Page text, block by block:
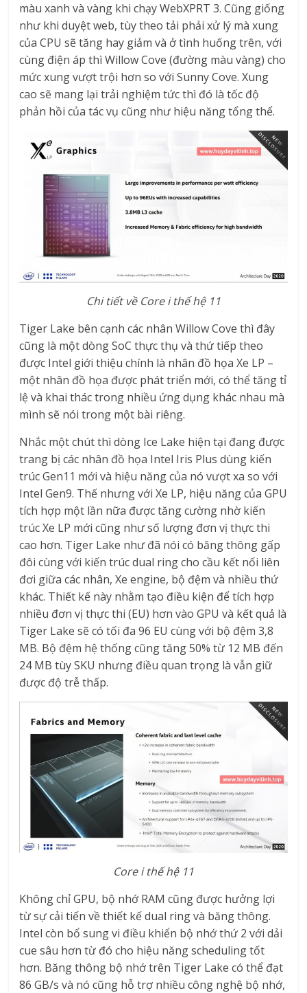
màu xanh và vàng khi chạy WebXPRT 3. Cũng giống
như khi duyệt web, tùy theo tải phải xử lý mà xung
của CPU sẽ tăng hay giảm và ở tình huống trên, với
cùng điện áp thì Willow Cove (đường màu vàng) cho
mức xung vượt trội hơn so với Sunny Cove. Xung
cao sẽ mang lại trải nghiệm tức thì đó là tốc độ
phản hồi của tác vụ cũng như hiệu năng tổng thể.
Chi tiết về Core i thế hệ 11
Tiger Lake bên cạnh các nhân Willow Cove thì đây
cũng là một dòng SoC thực thụ và thứ tiếp theo
được Intel giới thiệu chính là nhân đồ họa Xe LP –
một nhân đồ họa được phát triển mới, có thể tăng tỉ
lệ và khai thác trong nhiều ứng dụng khác nhau mà
mình sẽ nói trong một bài riêng.
Nhắc một chút thì dòng Ice Lake hiện tại đang được
trang bị các nhân đồ họa Intel Iris Plus dùng kiến
trúc Gen11 mới và hiệu năng của nó vượt xa so với
Intel Gen9. Thế nhưng với Xe LP, hiệu năng của GPU
tích hợp một lần nữa được tăng cường nhờ kiến
trúc Xe LP mới cũng như số lượng đơn vị thực thi
cao hơn. Tiger Lake như đã nói có băng thông gấp
đôi cùng với kiến trúc dual ring cho cầu kết nối liên
đơi giữa các nhân, Xe engine, bộ đệm và nhiều thứ
khác. Thiết kế này nhằm tạo điều kiện để tích hợp
nhiều đơn vị thực thi (EU) hơn vào GPU và kết quả là
Tiger Lake sẽ có tối đa 96 EU cùng với bộ đệm 3,8
MB. Bộ đệm hệ thống cũng tăng 50% từ 12 MB đến
24 MB tùy SKU nhưng điều quan trọng là vẫn giữ
được độ trễ thấp.
Core i thế hệ 11
Không chỉ GPU, bộ nhớ RAM cũng được hưởng lợi
từ sự cải tiến về thiết kế dual ring và băng thông.
Intel còn bổ sung vi điều khiển bộ nhớ thứ 2 với dải
cue sâu hơn từ đó cho hiệu năng scheduling tốt
hơn. Băng thông bộ nhớ trên Tiger Lake có thể đạt
86 GB/s và nó cũng hỗ trợ nhiều công nghệ bộ nhớ,